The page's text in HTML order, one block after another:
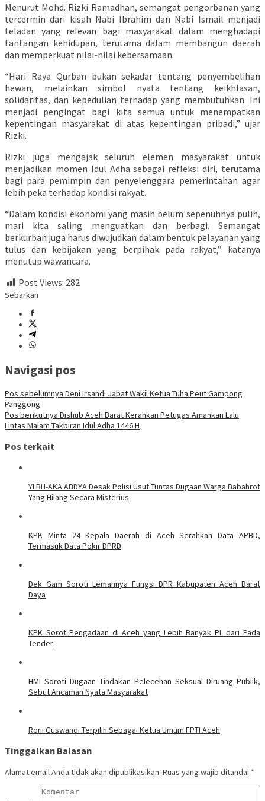
Menurut Mohd. Rizki Ramadhan, semangat pengorbanan yang
tercermin dari kisah Nabi Ibrahim dan Nabi Ismail menjadi
teladan yang relevan bagi masyarakat dalam menghadapi
tantangan kehidupan, terutama dalam membangun daerah
dan memperkuat nilai-nilai kebersamaan.
“Hari Raya Qurban bukan sekadar tentang penyembelihan
hewan, melainkan simbol nyata tentang keikhlasan,
solidaritas, dan kepedulian terhadap yang membutuhkan. Ini
menjadi pengingat bagi kita semua untuk menempatkan
kepentingan masyarakat di atas kepentingan pribadi,” ujar
Rizki.
Rizki juga mengajak seluruh elemen masyarakat untuk
menjadikan momen Idul Adha sebagai refleksi diri, terutama
bagi para pemimpin dan penyelenggara pemerintahan agar
lebih peka terhadap kondisi rakyat.
“Dalam kondisi ekonomi yang masih belum sepenuhnya pulih,
mari kita saling menguatkan dan berbagi. Semangat
berkurban juga harus diwujudkan dalam bentuk pelayanan yang
tulus dan kebijakan yang berpihak pada rakyat,” katanya
menutup wawancara.
Post Views: 282
Sebarkan
Navigasi pos
Pos sebelumnya Deni Irsandi Jabat Wakil Ketua Tuha Peut Gampong
Panggong
Pos berikutnya Dishub Aceh Barat Kerahkan Petugas Amankan Lalu
Lintas Malam Takbiran Idul Adha 1446 H
Pos terkait
YLBH-AKA ABDYA Desak Polisi Usut Tuntas Dugaan Warga Babahrot
Yang Hilang Secara Misterius
KPK Minta 24 Kepala Daerah di Aceh Serahkan Data APBD,
Termasuk Data Pokir DPRD
Dek Gam Soroti Lemahnya Fungsi DPR Kabupaten Aceh Barat
Daya
KPK Sorot Pengadaan di Aceh yang Lebih Banyak PL dari Pada
Tender
HMI Soroti Dugaan Tindakan Pelecehan Seksual Diruang Publik,
Sebut Ancaman Nyata Masyarakat
Roni Guswandi Terpilih Sebagai Ketua Umum FPTI Aceh
Tinggalkan Balasan
Alamat email Anda tidak akan dipublikasikan. Ruas yang wajib ditandai *